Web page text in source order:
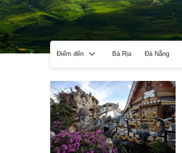
Điểm đến Bà Rịa Đà Nẵng